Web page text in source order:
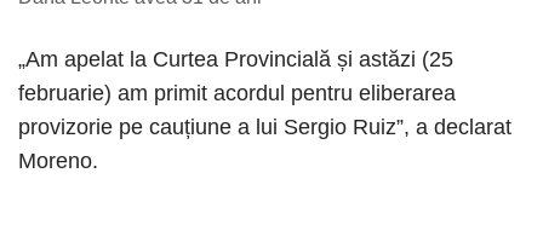
„Am apelat la Curtea Provincială și astăzi (25
februarie) am primit acordul pentru eliberarea
provizorie pe cauțiune a lui Sergio Ruiz”, a declarat
Moreno.